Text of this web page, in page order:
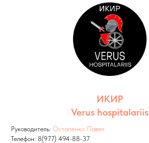
ИКИР
Verus hospitalariis
Руководитель:Остапенко Павел
Телефон: 8(977) 494-88-37